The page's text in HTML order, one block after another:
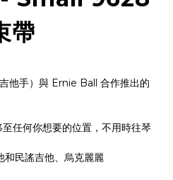
帶
手）與 Ernie Ball 合作推出的
任何你想要的位置，不用時往琴
民謠吉他、烏克麗麗